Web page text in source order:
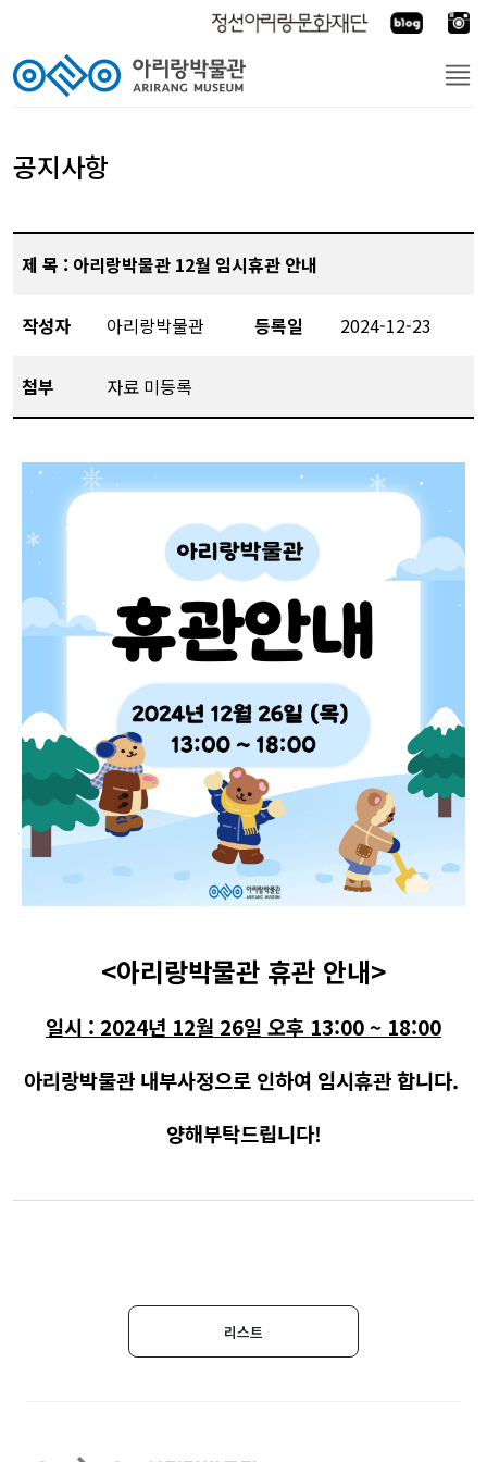
공지사항
제 목 : 아리랑박물관 12월 임시휴관 안내
작성자 아리랑박물관 등록일 2024-12-23
첨부 자료 미등록
<아리랑박물관 휴관 안내>
일시 : 2024년 12월 26일 오후 13:00 ~ 18:00
아리랑박물관 내부사정으로 인하여 임시휴관 합니다.
양해부탁드립니다!
리스트